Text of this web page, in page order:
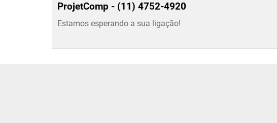
ProjetComp - (11) 4752-4920
Estamos esperando a sua ligação!